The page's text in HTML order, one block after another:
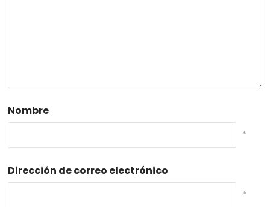
Nombre
*
Dirección de correo electrónico
*